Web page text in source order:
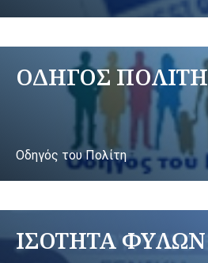
ΟΔΗΓΟΣ ΠΟΛΙΤΗ
Οδηγός του Πολίτη
ΙΣΟΤΗΤΑ ΦΥΛΩΝ